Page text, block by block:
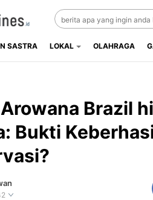
& Budaya
SASTRA LOKAL OLAHRAGA
Brazil
Bukti